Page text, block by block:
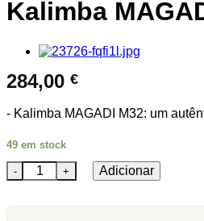
Kalimba
284,00 €
- Kalimba MAGADI M32: um
49 em stock
Quantidade de Kalimba MAGADI
Adicionar